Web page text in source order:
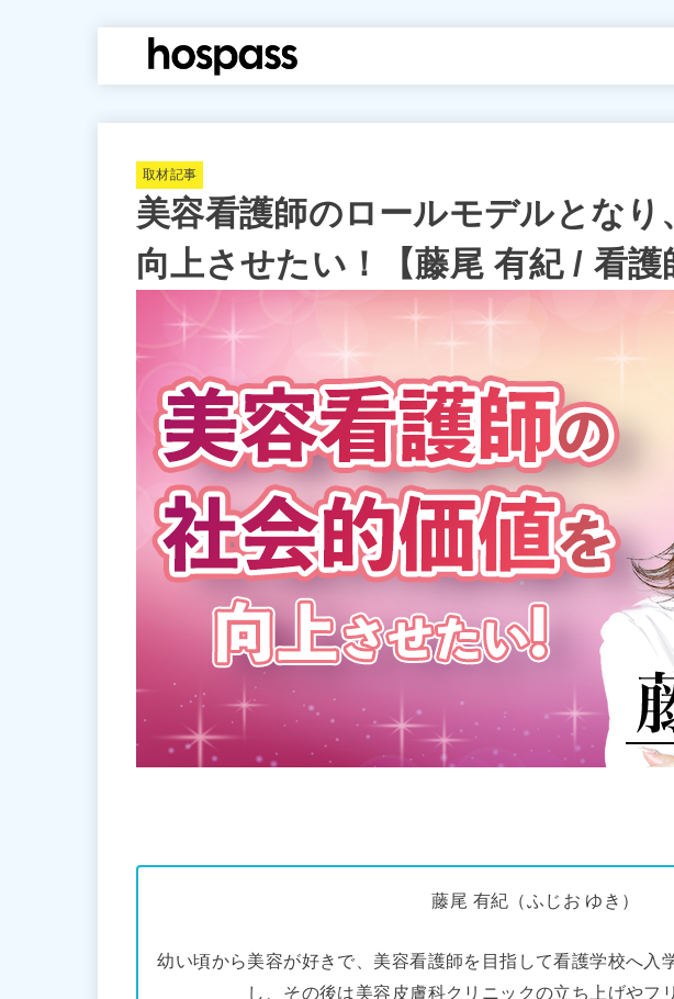
hospass media
取材記事
美容看護師のロールモデルとなり
向上させたい！【藤尾 有紀 / 看護
藤尾 有紀（ふじお ゆき）
幼い頃から美容が好きで、美容看護師を目指して看護学校へ入
し、その後は美容皮膚科クリニックの立ち上げやフ